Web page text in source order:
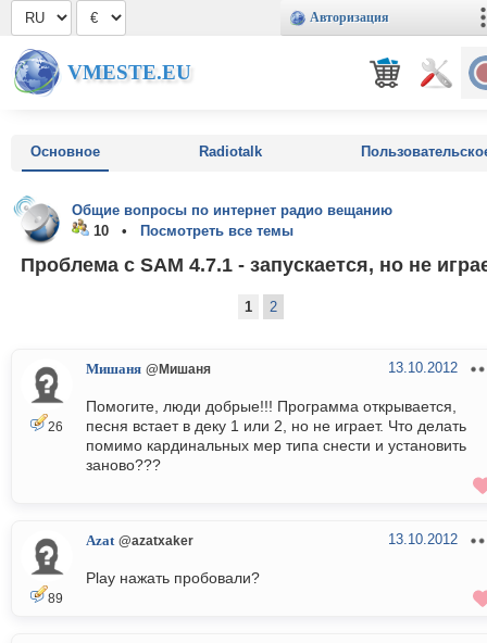
Авторизация
VMESTE.EU
Основное Radiotalk
Общие вопросы по интернет радио вещанию
10 •
Посмотреть все темы
Проблема с SAM 4.7.1 - запускается, но не
1 2
26
Мишаня @Мишаня 13.10.2012
Помогите, люди добрые!!! Программа открывается,
песня встает в деку 1 или 2, но не играет. Что делать
помимо кардинальных мер типа снести и установить
заново???
89
Azat @azatxaker 13.10.2012
Play нажать пробовали?